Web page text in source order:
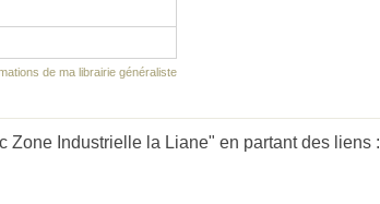
de ma librairie généraliste
Zone Industrielle la Liane" en partant des liens :